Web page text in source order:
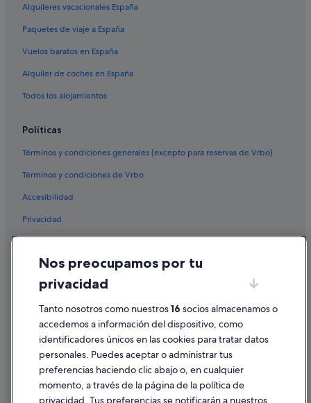
Alquileres vacacionales España
Paquetes de viaje a España
Vuelos baratos en España
Alquiler de coches en España
Todos los alojamientos
Políticas
Términos y condiciones generales (excepto para reservas de Vrbo)
Términos y condiciones de Vrbo
Accesibilidad
Privacidad
Cookies
Condiciones de uso
Información legal/contacto
Pautas sobre el contenido y cómo denunciar contenido
Ayuda
Cancelar un vuelo
Nos preocupamos por tu
privacidad
Tanto nosotros como nuestros16 socios almacenamos o
accedemos a información del dispositivo, como
identificadores únicos en las cookies para tratar datos
personales. Puedes aceptar o administrar tus
preferencias haciendo clic abajo o, en cualquier
momento, a través de la página de la política de
privacidad. Tus preferencias se notificarán a nuestros